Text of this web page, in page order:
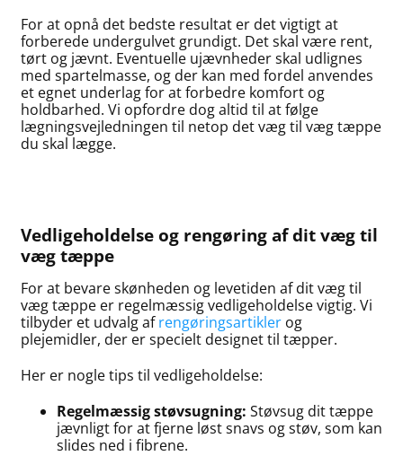
For at opnå det bedste resultat er det vigtigt at
forberede undergulvet grundigt. Det skal være rent,
tørt og jævnt. Eventuelle ujævnheder skal udlignes
med spartelmasse, og der kan med fordel anvendes
et egnet underlag for at forbedre komfort og
holdbarhed. Vi opfordre dog altid til at følge
lægningsvejledningen til netop det væg til væg tæppe
du skal lægge.
Vedligeholdelse og rengøring af dit væg til
væg tæppe
For at bevare skønheden og levetiden af dit væg til
væg tæppe er regelmæssig vedligeholdelse vigtig. Vi
tilbyder et udvalg afrengøringsartikler og
plejemidler, der er specielt designet til tæpper.
Her er nogle tips til vedligeholdelse:
Regelmæssig støvsugning: Støvsug dit tæppe
jævnligt for at fjerne løst snavs og støv, som kan
slides ned i fibrene.